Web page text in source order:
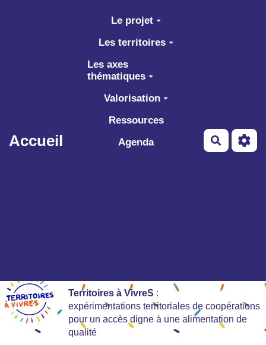
Aller au contenu principal
Accueil
Le projet
Les territoires
Les axes
thématiques
Valorisation
Ressources
Agenda
Territoires à VivreS :
expérimentations territoriales de coopérations
pour un accès digne à une alimentation de
qualité